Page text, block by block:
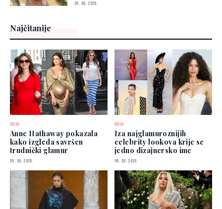
05. 08. 2026.
Najčitanije
MODA
Anne Hathaway pokazala
kako izgleda savršen
trudnički glamur
05. 08. 2026.
MODA
Iza najglamuroznijih
celebrity lookova krije se
jedno dizajnersko ime
06. 08. 2026.